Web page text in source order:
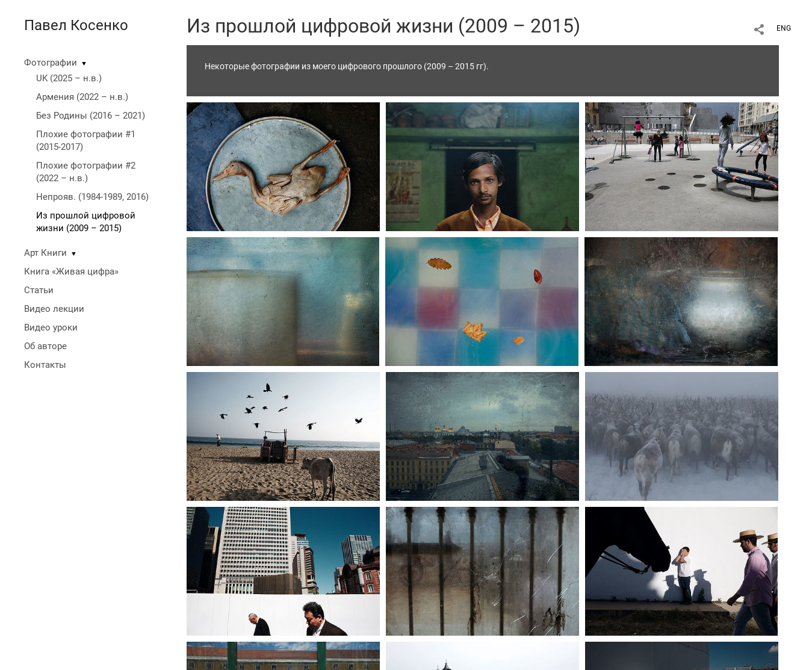
Павел Косенко
Фотографии ▼
UK (2025 – н.в.)
Армения (2022 – н.в.)
Без Родины (2016 – 2021)
Плохие фотографии #1
(2015-2017)
Плохие фотографии #2
(2022 – н.в.)
Непрояв. (1984-1989, 2016)
Из прошлой цифровой
жизни (2009 – 2015)
Арт Книги ▼
Книга «Живая цифра»
Статьи
Видео лекции
Видео уроки
Об авторе
Контакты
ENG
Из прошлой цифровой жизни (2009 – 2015)
Некоторые фотографии из моего цифрового прошлого (2009 – 2015 гг).